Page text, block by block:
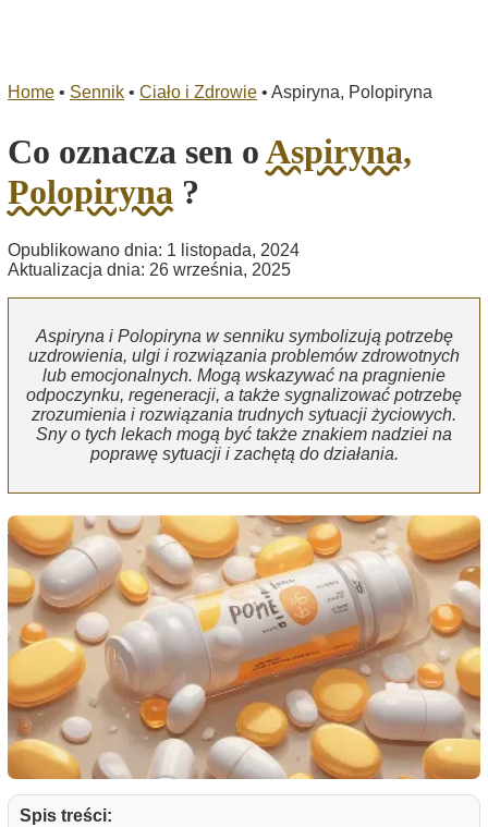
Home • Sennik • Ciało i Zdrowie • Aspiryna, Polopiryna
Co oznacza sen oAspiryna,
Polopiryna ?
Opublikowano dnia: 1 listopada, 2024
Aktualizacja dnia: 26 września, 2025
Aspiryna i Polopiryna w senniku symbolizują potrzebę
uzdrowienia, ulgi i rozwiązania problemów zdrowotnych
lub emocjonalnych. Mogą wskazywać na pragnienie
odpoczynku, regeneracji, a także sygnalizować potrzebę
zrozumienia i rozwiązania trudnych sytuacji życiowych.
Sny o tych lekach mogą być także znakiem nadziei na
poprawę sytuacji i zachętą do działania.
Spis treści: